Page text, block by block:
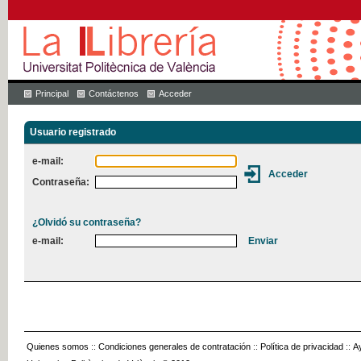
Principal Contáctenos Acceder
Usuario registrado
e-mail:
Contraseña:
¿Olvidó su contraseña?
e-mail:
Quienes somos :: Condiciones generales de contratación :: Política de privacidad ::